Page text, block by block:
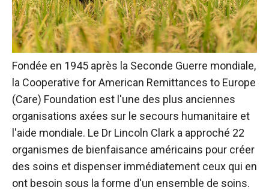
Fondée en 1945 après la Seconde Guerre mondiale,
la Cooperative for American Remittances to Europe
(Care) Foundation est l'une des plus anciennes
organisations axées sur le secours humanitaire et
l'aide mondiale. Le Dr Lincoln Clark a approché 22
organismes de bienfaisance américains pour créer
des soins et dispenser immédiatement ceux qui en
ont besoin sous la forme d'un ensemble de soins.